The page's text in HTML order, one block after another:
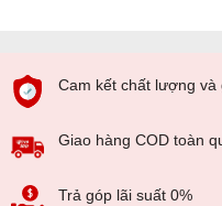
Cam kết chất lượng và
Giao hàng COD toàn
Trả góp lãi suất 0%